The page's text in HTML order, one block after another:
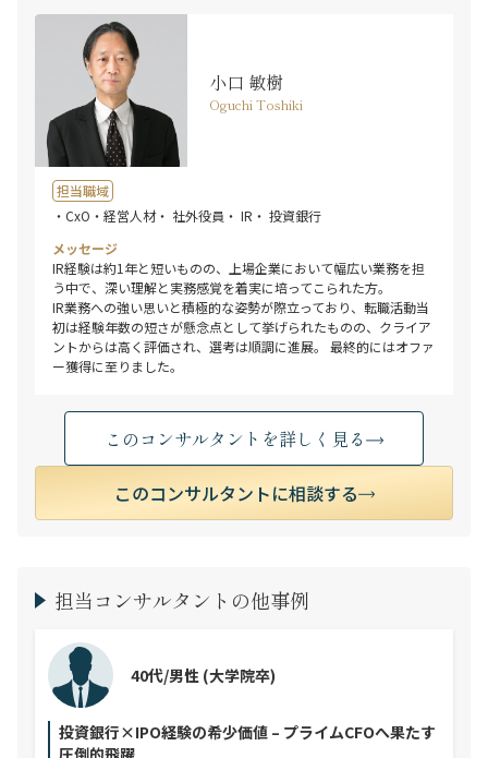
小口 敏樹
Oguchi Toshiki
担当職域
・CxO・経営人材・ 社外役員 ・ IR ・ 投資銀行
メッセージ
IR経験は約1年と短いものの、上場企業において幅広い業務を担
う中で、深い理解と実務感覚を着実に培ってこられた方。
IR業務への強い思いと積極的な姿勢が際立っており、転職活動当
初は経験年数の短さが懸念点として挙げられたものの、クライア
ントからは高く評価され、選考は順調に進展。 最終的にはオファ
ー獲得に至りました。
このコンサルタントを詳しく見る
このコンサルタントに相談する
担当コンサルタントの他事例
投資銀行×IPO経験の希少価値 – プライムCFOへ果たす
圧倒的飛躍
40代/男性 (大学院卒)